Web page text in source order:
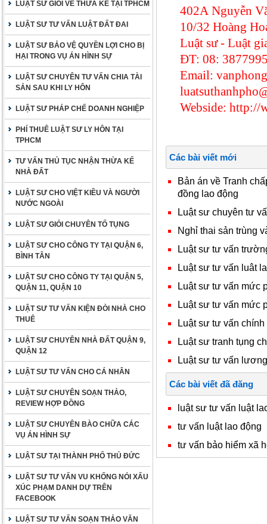
LUẬT SƯ GIỎI VỀ THỪA KẾ TẠI TPHCM
LUẬT SƯ TƯ VẤN LUẬT ĐẤT ĐAI
LUẬT SƯ BẢO VỆ QUYỀN LỢI CHO BỊ
HẠI TRONG VỤ ÁN HÌNH SỰ
LUẬT SƯ CHUYÊN TƯ VẤN CHIA TÀI
SẢN SAU KHI LY HÔN
LUẬT SƯ PHÁP CHẾ DOANH NGHIỆP
PHÍ THUÊ LUẬT SƯ LY HÔN TẠI
TPHCM
TƯ VẤN THỦ TỤC NHẬN THỪA KẾ
NHÀ ĐẤT
LUẬT SƯ CHO VIỆT KIỀU VÀ NGƯỜI
NƯỚC NGOÀI
LUẬT SƯ GIỎI CHUYÊN TỐ TỤNG
LUẬT SƯ CHO CÔNG TY TẠI QUẬN 6,
BÌNH TÂN
LUẬT SƯ CHO CÔNG TY TẠI QUẬN 5,
QUẬN 11, QUẬN 10
LUẬT SƯ TƯ VẤN KIỆN ĐÒI NHÀ CHO
THUÊ
LUẬT SƯ CHUYÊN NHÀ ĐẤT QUẬN 9,
QUẬN 12
LUẬT SƯ TƯ VẤN CHO CÁ NHÂN
LUẬT SƯ CHUYÊN SOẠN THẢO,
REVIEW HỢP ĐỒNG
LUẬT SƯ CHUYÊN BÀO CHỮA CÁC
VỤ ÁN HÌNH SỰ
LUẬT SƯ TẠI THÀNH PHỐ THỦ ĐỨC
LUẬT SƯ TƯ VẤN VU KHỐNG NÓI XẤU
XÚC PHẠM DANH DỰ TRÊN
FACEBOOK
LUẬT SƯ TƯ VẤN SOẠN THẢO VĂN
402A Nguyễn
10/32 Hoàng
Luật sư - Luật
ĐT: 08:
Email:
Webside: http://
Các bài viết mới
Bản án về Tranh
đồng lao động
Luật sư chuyên tư
Nghỉ thai sản trùng
Luật sư tư vấn
Luật sư tư vấn luât
Luật sư tư vấn mức
Luật sư tư vấn mức
Luật sư tư vấn
Luật sư tranh tụng
Luật sư tư vấn
Các bài viết đã đăng
luật sư tư vấn luật
tư vấn luật lao động
tư vấn bảo hiểm xã